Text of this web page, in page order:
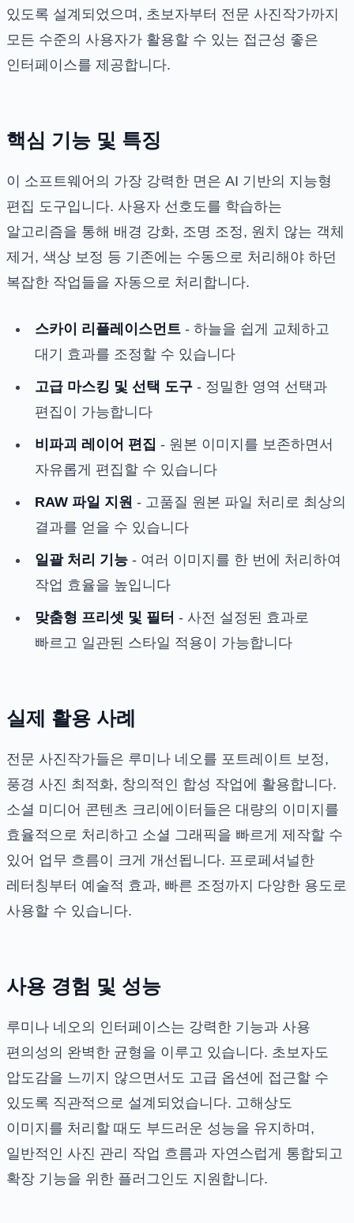
있도록 설계되었으며, 초보자부터 전문 사진작가까지
모든 수준의 사용자가 활용할 수 있는 접근성 좋은
인터페이스를 제공합니다.
핵심 기능 및 특징
이 소프트웨어의 가장 강력한 면은 AI 기반의 지능형
편집 도구입니다. 사용자 선호도를 학습하는
알고리즘을 통해 배경 강화, 조명 조정, 원치 않는 객체
제거, 색상 보정 등 기존에는 수동으로 처리해야 하던
복잡한 작업들을 자동으로 처리합니다.
스카이 리플레이스먼트 - 하늘을 쉽게 교체하고
대기 효과를 조정할 수 있습니다
고급 마스킹 및 선택 도구 - 정밀한 영역 선택과
편집이 가능합니다
비파괴 레이어 편집 - 원본 이미지를 보존하면서
자유롭게 편집할 수 있습니다
RAW 파일 지원 - 고품질 원본 파일 처리로 최상의
결과를 얻을 수 있습니다
일괄 처리 기능 - 여러 이미지를 한 번에 처리하여
작업 효율을 높입니다
맞춤형 프리셋 및 필터 - 사전 설정된 효과로
빠르고 일관된 스타일 적용이 가능합니다
실제 활용 사례
전문 사진작가들은 루미나 네오를 포트레이트 보정,
풍경 사진 최적화, 창의적인 합성 작업에 활용합니다.
소셜 미디어 콘텐츠 크리에이터들은 대량의 이미지를
효율적으로 처리하고 소셜 그래픽을 빠르게 제작할 수
있어 업무 흐름이 크게 개선됩니다. 프로페셔널한
레터칭부터 예술적 효과, 빠른 조정까지 다양한 용도로
사용할 수 있습니다.
사용 경험 및 성능
루미나 네오의 인터페이스는 강력한 기능과 사용
편의성의 완벽한 균형을 이루고 있습니다. 초보자도
압도감을 느끼지 않으면서도 고급 옵션에 접근할 수
있도록 직관적으로 설계되었습니다. 고해상도
이미지를 처리할 때도 부드러운 성능을 유지하며,
일반적인 사진 관리 작업 흐름과 자연스럽게 통합되고
확장 기능을 위한 플러그인도 지원합니다.